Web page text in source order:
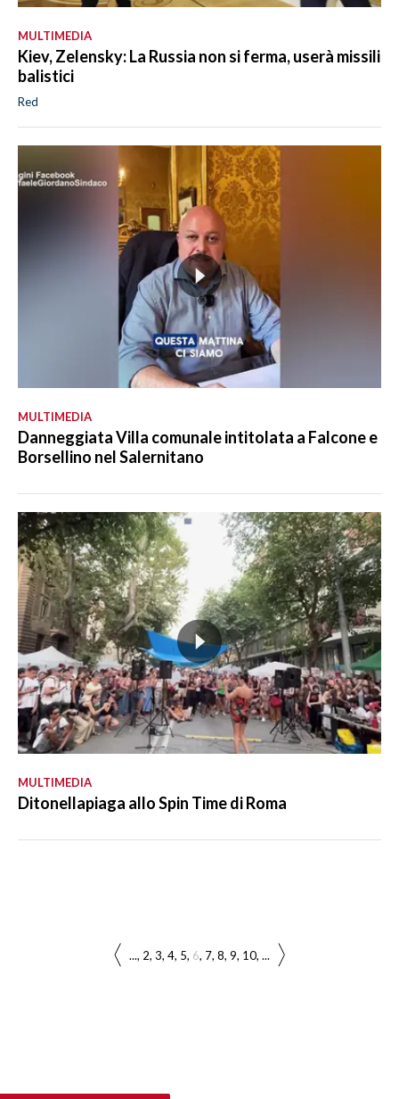
MULTIMEDIA
Kiev, Zelensky: La Russia non si ferma, userà missili
balistici
Red
MULTIMEDIA
Danneggiata Villa comunale intitolata a Falcone e
Borsellino nel Salernitano
MULTIMEDIA
Ditonellapiaga allo Spin Time di Roma
... 2 3 4 5 6 7 8 9 10 ...